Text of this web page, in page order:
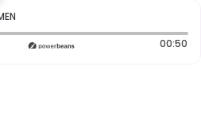
0 segundos 00:50